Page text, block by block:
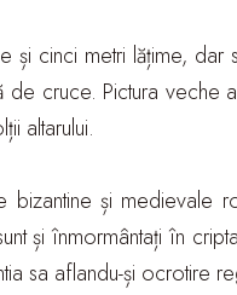
și cinci metri lățime,
cruce. Pictura veche
altarului.
și medievale
și înmormântați în
sa aflandu-și ocrotire